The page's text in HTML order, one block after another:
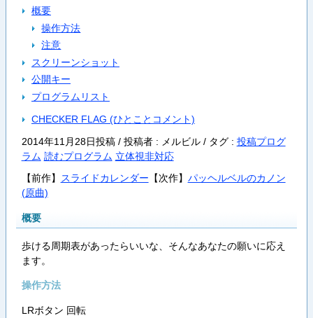
概要
操作方法
注意
スクリーンショット
公開キー
プログラムリスト
CHECKER FLAG (ひとことコメント)
2014年11月28日投稿 / 投稿者 : メルビル / タグ : 投稿プログ
ラム 読むプログラム 立体視非対応
【前作】 スライドカレンダー 【次作】 パッヘルベルのカノン
(原曲)
概要
歩ける周期表があったらいいな、そんなあなたの願いに応え
ます。
操作方法
LRボタン 回転